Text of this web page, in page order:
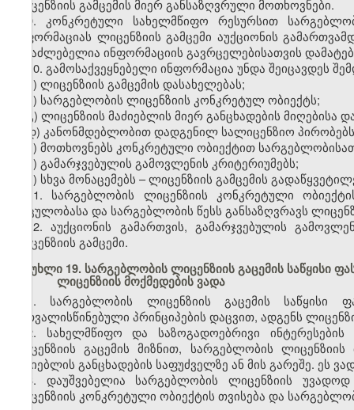
ლიცენზიის გამცემის მიერ განსაზღვრული მოთხოვნები.
9. კონკრეტული სახელმწიფო რესურსით
ინფორმაციას ლიცენზიის გამცემი აუქციონის
შესაძლებელია ინფორმაციის გავრცელებისათვის
10. გამოსაქვეყნებელი ინფორმაცია უნდა შეიცავდეს
ა) ლიცენზიის გამცემის დასახელებას;
ბ) სარგებლობის ლიცენზიის კონკრეტულ ობიექტს;
გ) ლიცენზიის მაძიებლის მიერ განცხადების მიღებისა
დ) კანონმდებლობით დადგენილ სალიცენზიო
ე) მოთხოვნებს კონკრეტული ობიექტით
ვ) გამარჯვებულის გამოვლენის კრიტერიუმებს;
ზ) სხვა მონაცემებს – ლიცენზიის გამცემის
11. სარგებლობის ლიცენზიის კონკრეტული
მოცულობასა და სარგებლობის წესს განსაზღვრავს
12. აუქციონის გამართვის, გამარჯვებულის
ლიცენზიის გამცემი.
მუხლი 19. სარგებლობის ლიცენზიის გაცემის საწყისი
ლიცენზიის მოქმედების ვადა
1. სარგებლობის ლიცენზიის გაცემის საწყისი
გათვალისწინებული პრინციპების დაცვით, ადგენს
2. სახელმწიფო და საზოგადოებრივი
ლიცენზიის გაცემის მიზნით, სარგებლობის
მაძიებლის განცხადების საფუძველზე ან მის გარეშე. ეს
3. დაუშვებელია სარგებლობის ლიცენზიის
ლიცენზიის კონკრეტული ობიექტის თვისება და